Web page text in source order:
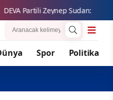
Partili Zeynep Sudan:
Spor Politika